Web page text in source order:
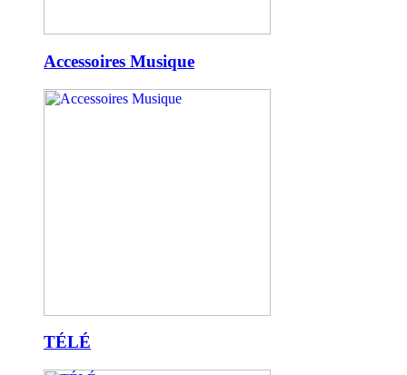
Accessoires Musique
TÉLÉ